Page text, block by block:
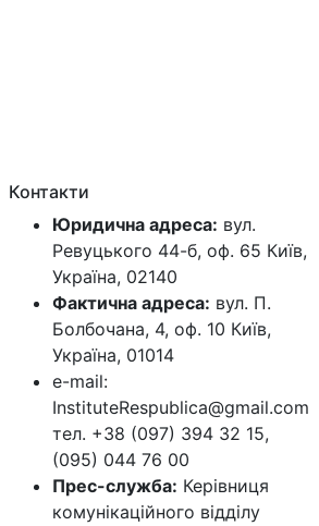
Контакти
Юридична адреса: вул.
Ревуцького 44-б, оф. 65 Київ,
Україна, 02140
Фактична адреса: вул. П.
Болбочана, 4, оф. 10 Київ,
Україна, 01014
e-mail:
InstituteRespublica@gmail.com
тел. +38 (097) 394 32 15,
(095) 044 76 00
Прес-служба: Керівниця
комунікаційного відділу